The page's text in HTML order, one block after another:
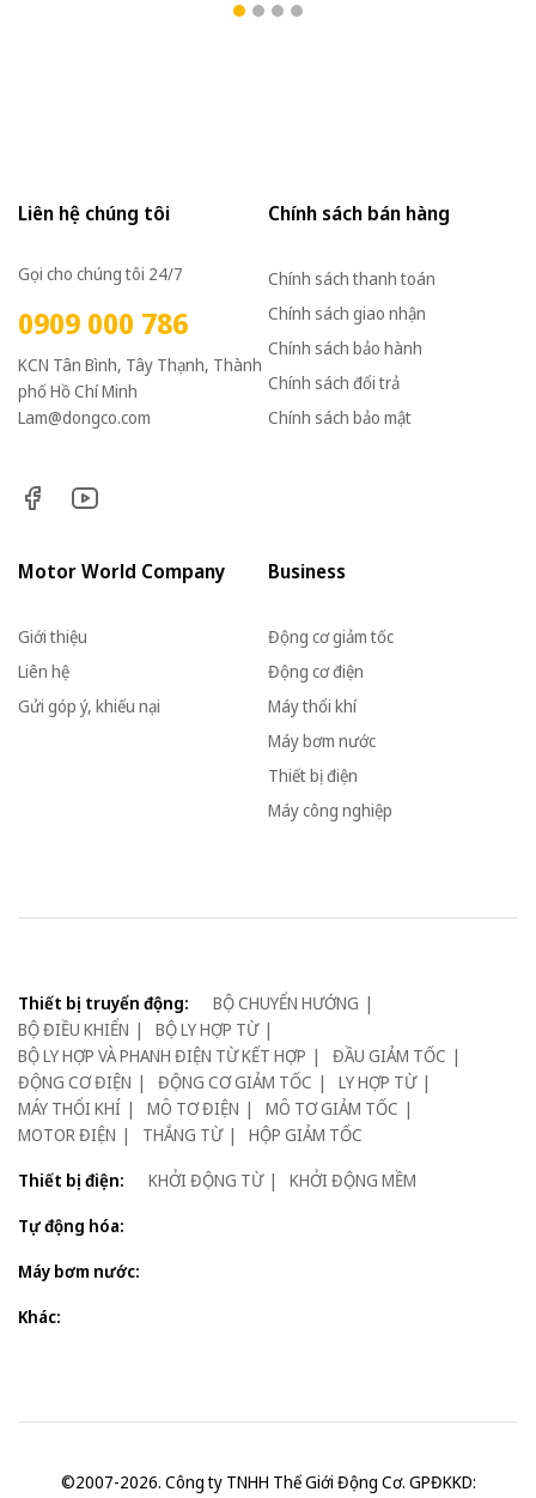
Liên hệ chúng tôi
Gọi cho chúng tôi 24/7
0909 000 786
KCN Tân Bình, Tây Thạnh, Thành
phố Hồ Chí Minh
Lam@dongco.com
Chính sách bán hàng
Chính sách thanh toán
Chính sách giao nhận
Chính sách bảo hành
Chính sách đổi trả
Chính sách bảo mật
Motor World Company
Giới thiệu
Liên hệ
Gửi góp ý, khiếu nại
Business
Động cơ giảm tốc
Động cơ điện
Máy thổi khí
Máy bơm nước
Thiết bị điện
Máy công nghiệp
Thiết bị truyển động:
BỘ CHUYỂN HƯỚNG
BỘ ĐIỀU KHIỂN
BỘ LY HỢP TỪ
BỘ LY HỢP VÀ PHANH ĐIỆN TỪ KẾT HỢP
ĐẦU GIẢM TỐC
ĐỘNG CƠ ĐIỆN
ĐỘNG CƠ GIẢM TỐC
LY HỢP TỪ
MÁY THỔI KHÍ
MÔ TƠ ĐIỆN
MÔ TƠ GIẢM TỐC
MOTOR ĐIỆN
THẮNG TỪ
HỘP GIẢM TỐC
Thiết bị điện:
KHỞI ĐỘNG TỪ
KHỞI ĐỘNG MỀM
Tự động hóa:
Máy bơm nước:
Khác:
©2007-2026. Công ty TNHH Thế Giới Động Cơ. GPĐKKD: